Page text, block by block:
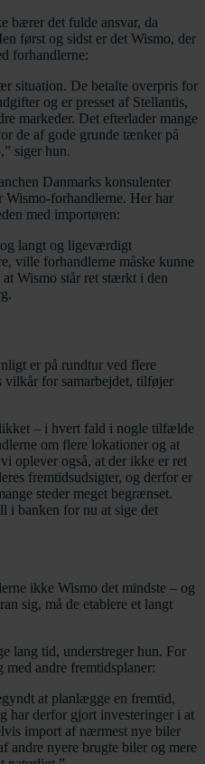
bærer det fulde ansvar, da
først og sidst er det Wismo, der
forhandlerne:
situation. De betalte overpris for
og er presset af Stellantis,
markeder. Det efterlader mange
de af gode grunde tænker på
siger hun.
Danmarks konsulenter
Wismo-forhandlerne. Her har
med importøren:
langt og ligeværdigt
ville forhandlerne måske kunne
Wismo står ret stærkt i den
er på rundtur ved flere
vilkår for samarbejdet, tilføjer
– i hvert fald i nogle tilfælde
om flere lokationer og at
oplever også, at der ikke er ret
fremtidsudsigter, og derfor er
steder meget begrænset.
i banken for nu at sige det
ikke Wismo det mindste – og
sig, må de etablere et langt
lang tid, understreger hun. For
med andre fremtidsplaner:
at planlægge en fremtid,
har derfor gjort investeringer i at
import af nærmest nye biler
andre nyere brugte biler og mere